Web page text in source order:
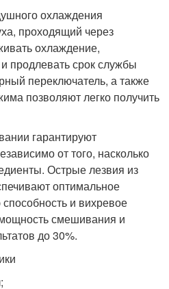
охлаждения
проходящий через
охлаждение,
продлевать срок службы
переключатель, а также
позволяют легко получить
гарантируют
от того, насколько
Острые лезвия из
оптимальное
и вихревое
смешивания и
до 30%.